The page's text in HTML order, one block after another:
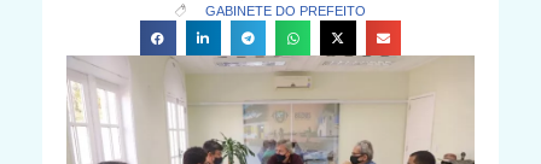
GABINETE DO PREFEITO